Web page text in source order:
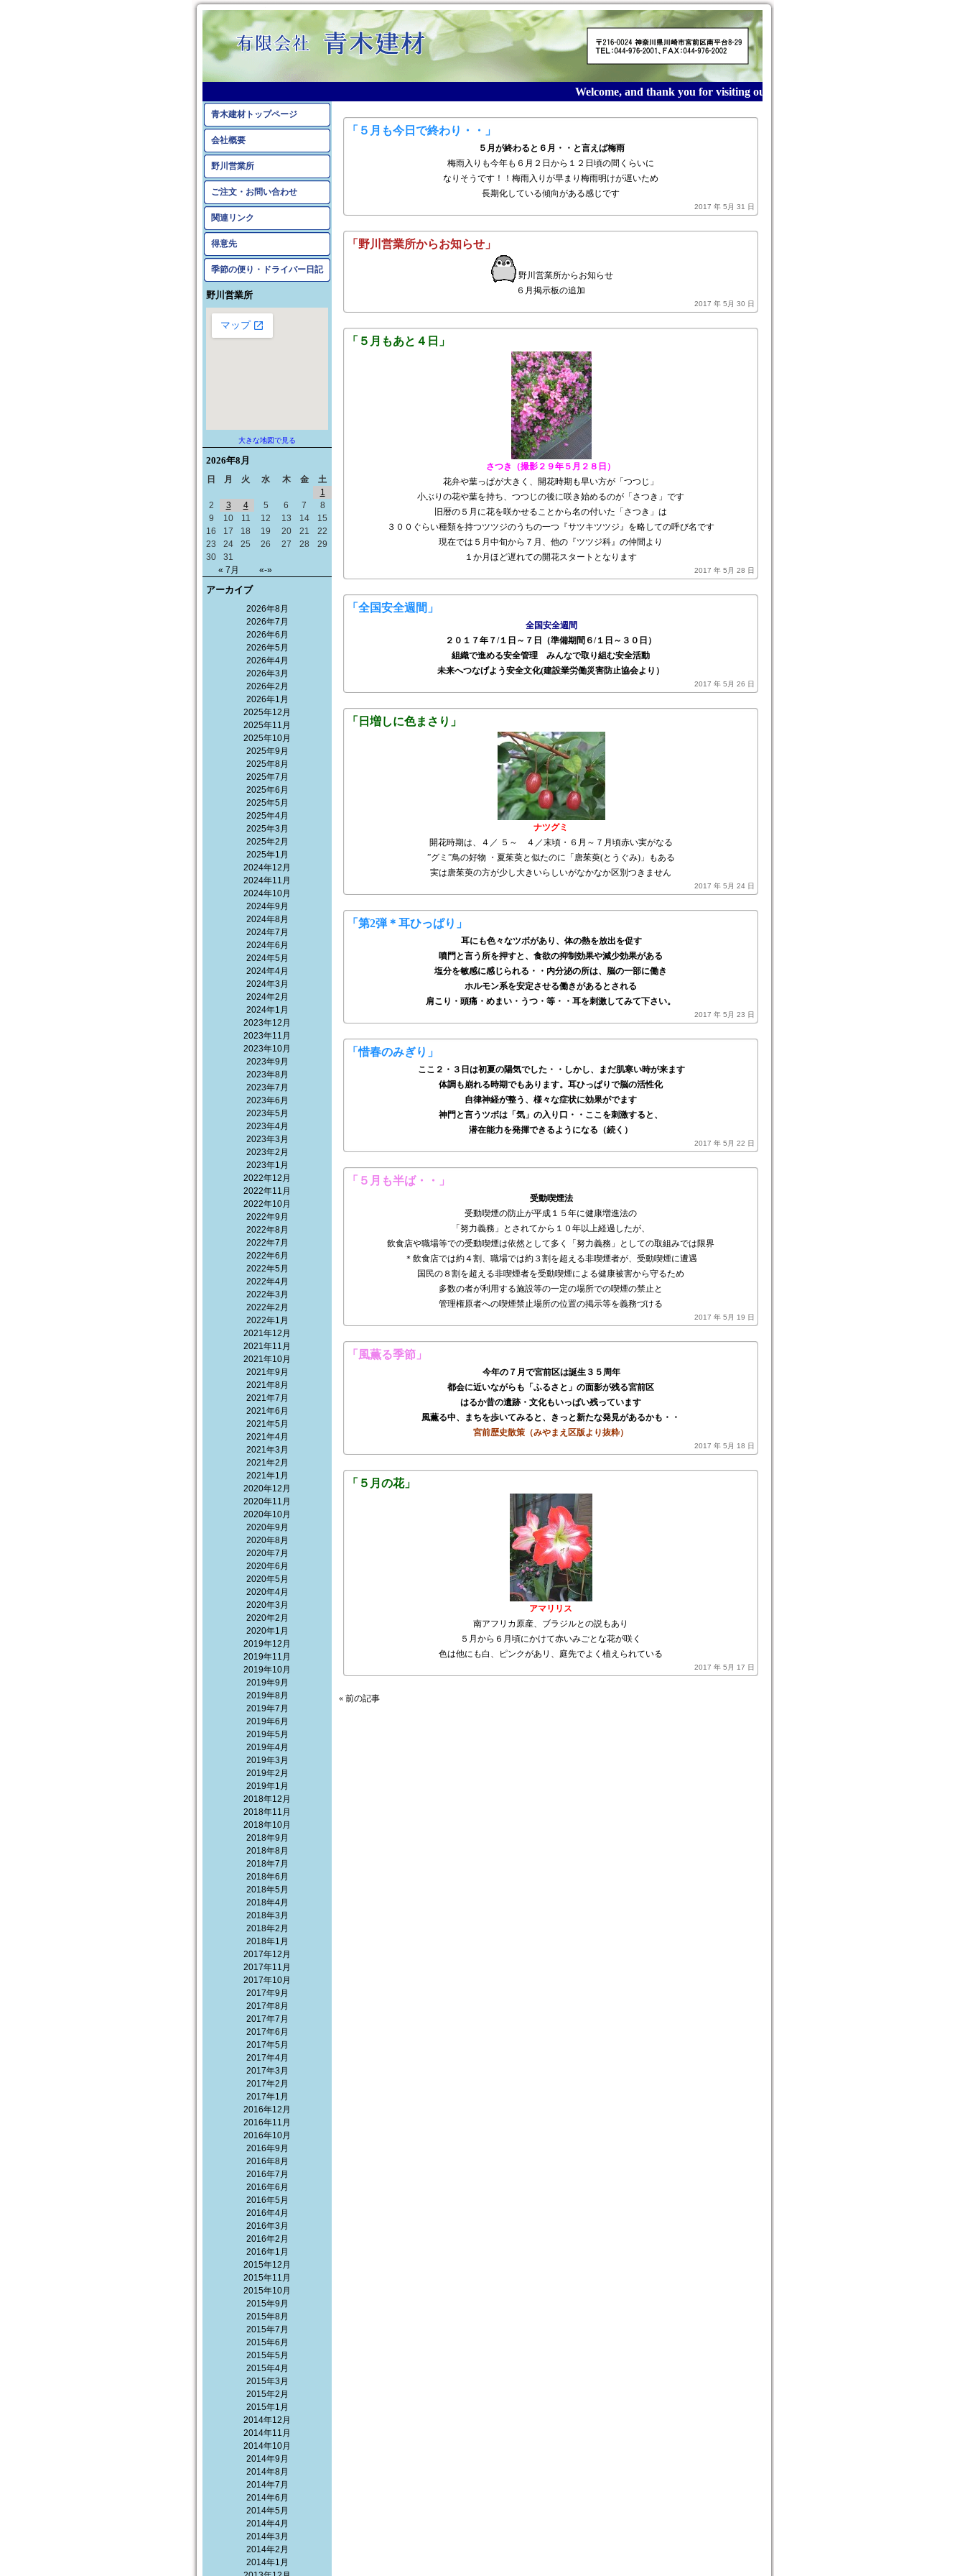
Welcome, and thank you for visiting our website! 産業廃棄物収集運搬は青木建材
青木建材トップページ
会社概要
野川営業所
ご注文・お問い合わせ
関連リンク
得意先
季節の便り・ドライバー日記
野川営業所
大きな地図で見る
2026年8月
日 月 火 水 木 金 土
« 7月 «-»
1
2
3 4 5 6 7
8
9
10 11 12 13 14
15
16
17 18 19 20 21
22
23
24 25 26 27 28
29
30
31
アーカイブ
2026年8月
2026年7月
2026年6月
2026年5月
2026年4月
2026年3月
2026年2月
2026年1月
2025年12月
2025年11月
2025年10月
2025年9月
2025年8月
2025年7月
2025年6月
2025年5月
2025年4月
2025年3月
2025年2月
2025年1月
2024年12月
2024年11月
2024年10月
2024年9月
2024年8月
2024年7月
2024年6月
2024年5月
2024年4月
2024年3月
2024年2月
2024年1月
2023年12月
2023年11月
2023年10月
2023年9月
2023年8月
2023年7月
2023年6月
2023年5月
2023年4月
2023年3月
2023年2月
2023年1月
2022年12月
2022年11月
2022年10月
2022年9月
2022年8月
2022年7月
2022年6月
2022年5月
2022年4月
2022年3月
2022年2月
2022年1月
2021年12月
2021年11月
2021年10月
2021年9月
2021年8月
2021年7月
2021年6月
2021年5月
2021年4月
2021年3月
2021年2月
2021年1月
2020年12月
2020年11月
2020年10月
2020年9月
2020年8月
2020年7月
2020年6月
2020年5月
2020年4月
2020年3月
2020年2月
2020年1月
2019年12月
2019年11月
2019年10月
2019年9月
2019年8月
2019年7月
2019年6月
2019年5月
2019年4月
2019年3月
2019年2月
2019年1月
2018年12月
2018年11月
2018年10月
2018年9月
2018年8月
2018年7月
2018年6月
2018年5月
2018年4月
2018年3月
2018年2月
2018年1月
2017年12月
2017年11月
2017年10月
2017年9月
2017年8月
2017年7月
2017年6月
2017年5月
2017年4月
2017年3月
2017年2月
2017年1月
2016年12月
2016年11月
2016年10月
2016年9月
2016年8月
2016年7月
2016年6月
2016年5月
2016年4月
2016年3月
2016年2月
2016年1月
2015年12月
2015年11月
2015年10月
2015年9月
2015年8月
2015年7月
2015年6月
2015年5月
2015年4月
2015年3月
2015年2月
2015年1月
2014年12月
2014年11月
2014年10月
2014年9月
2014年8月
2014年7月
2014年6月
2014年5月
2014年4月
2014年3月
2014年2月
2014年1月
「５月も今日で終わり・・」
５月が終わると６月・・と言えば梅雨
梅雨入りも今年も６月２日から１２日頃の間くらいに
なりそうです！！梅雨入りが早まり梅雨明けが遅いため
長期化している傾向がある感じです
2017 年 5月 31 日
「野川営業所からお知らせ」
野川営業所からお知らせ
６月掲示板の追加
2017 年 5月 30 日
「５月もあと４日」
さつき（撮影２９年５月２８日）
花弁や葉っぱが大きく、開花時期も早い方が「つつじ」
小ぶりの花や葉を持ち、つつじの後に咲き始めるのが「さつき」です
旧暦の５月に花を咲かせることから名の付いた「さつき」は
３００ぐらい種類を持つツツジのうちの一つ『サツキツツジ』を略しての呼び名です
現在では５月中旬から７月、他の『ツツジ科』の仲間より
１か月ほど遅れての開花スタートとなります
2017 年 5月 28 日
「全国安全週間」
全国安全週間
２０１７年７/１日～７日（準備期間６/１日～３０日）
組織で進める安全管理 みんなで取り組む安全活動
未来へつなげよう安全文化(建設業労働災害防止協会より）
2017 年 5月 26 日
「日増しに色まさり」
ナツグミ
開花時期は、４／ ５～ ４／末頃・６月～７月頃赤い実がなる
”グミ”鳥の好物 ・夏茱萸と似たのに「唐茱萸(とうぐみ)」もある
実は唐茱萸の方が少し大きいらしいがなかなか区別つきません
2017 年 5月 24 日
「第2弾＊耳ひっぱり」
耳にも色々なツボがあり、体の熱を放出を促す
噴門と言う所を押すと、食欲の抑制効果や減少効果がある
塩分を敏感に感じられる・・内分泌の所は、脳の一部に働き
ホルモン系を安定させる働きがあるとされる
肩こり・頭痛・めまい・うつ・等・・耳を刺激してみて下さい。
2017 年 5月 23 日
「惜春のみぎり」
ここ２・３日は初夏の陽気でした・・しかし、まだ肌寒い時が来ます
体調も崩れる時期でもあります。耳ひっぱりで脳の活性化
自律神経が整う、様々な症状に効果がでます
神門と言うツボは「気」の入り口・・ここを刺激すると、
潜在能力を発揮できるようになる（続く）
2017 年 5月 22 日
「５月も半ば・・」
受動喫煙法
受動喫煙の防止が平成１５年に健康増進法の
「努力義務」とされてから１０年以上経過したが、
飲食店や職場等での受動喫煙は依然として多く「努力義務」としての取組みでは限界
＊飲食店では約４割、職場では約３割を超える非喫煙者が、受動喫煙に遭遇
国民の８割を超える非喫煙者を受動喫煙による健康被害から守るため
多数の者が利用する施設等の一定の場所での喫煙の禁止と
管理権原者への喫煙禁止場所の位置の掲示等を義務づける
2017 年 5月 19 日
「風薫る季節」
今年の７月で宮前区は誕生３５周年
都会に近いながらも「ふるさと」の面影が残る宮前区
はるか昔の遺跡・文化もいっぱい残っています
風薫る中、まちを歩いてみると、きっと新たな発見があるかも・・
宮前歴史散策（みやまえ区版より抜粋）
2017 年 5月 18 日
「５月の花」
アマリリス
南アフリカ原産、ブラジルとの説もあり
５月から６月頃にかけて赤いみごとな花が咲く
色は他にも白、ピンクがあリ、庭先でよく植えられている
2017 年 5月 17 日
« 前の記事